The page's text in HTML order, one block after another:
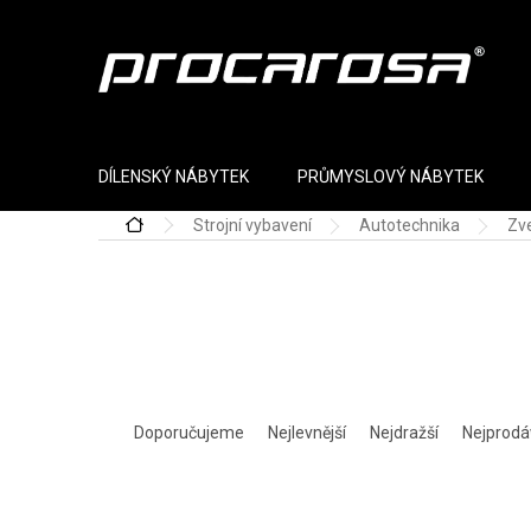
DÍLENSKÝ NÁBYTEK PRŮMYSLOVÝ NÁBYTEK
Domů Strojní vybavení Autotechnika
Doporučujeme Nejlevnější Nejdražší